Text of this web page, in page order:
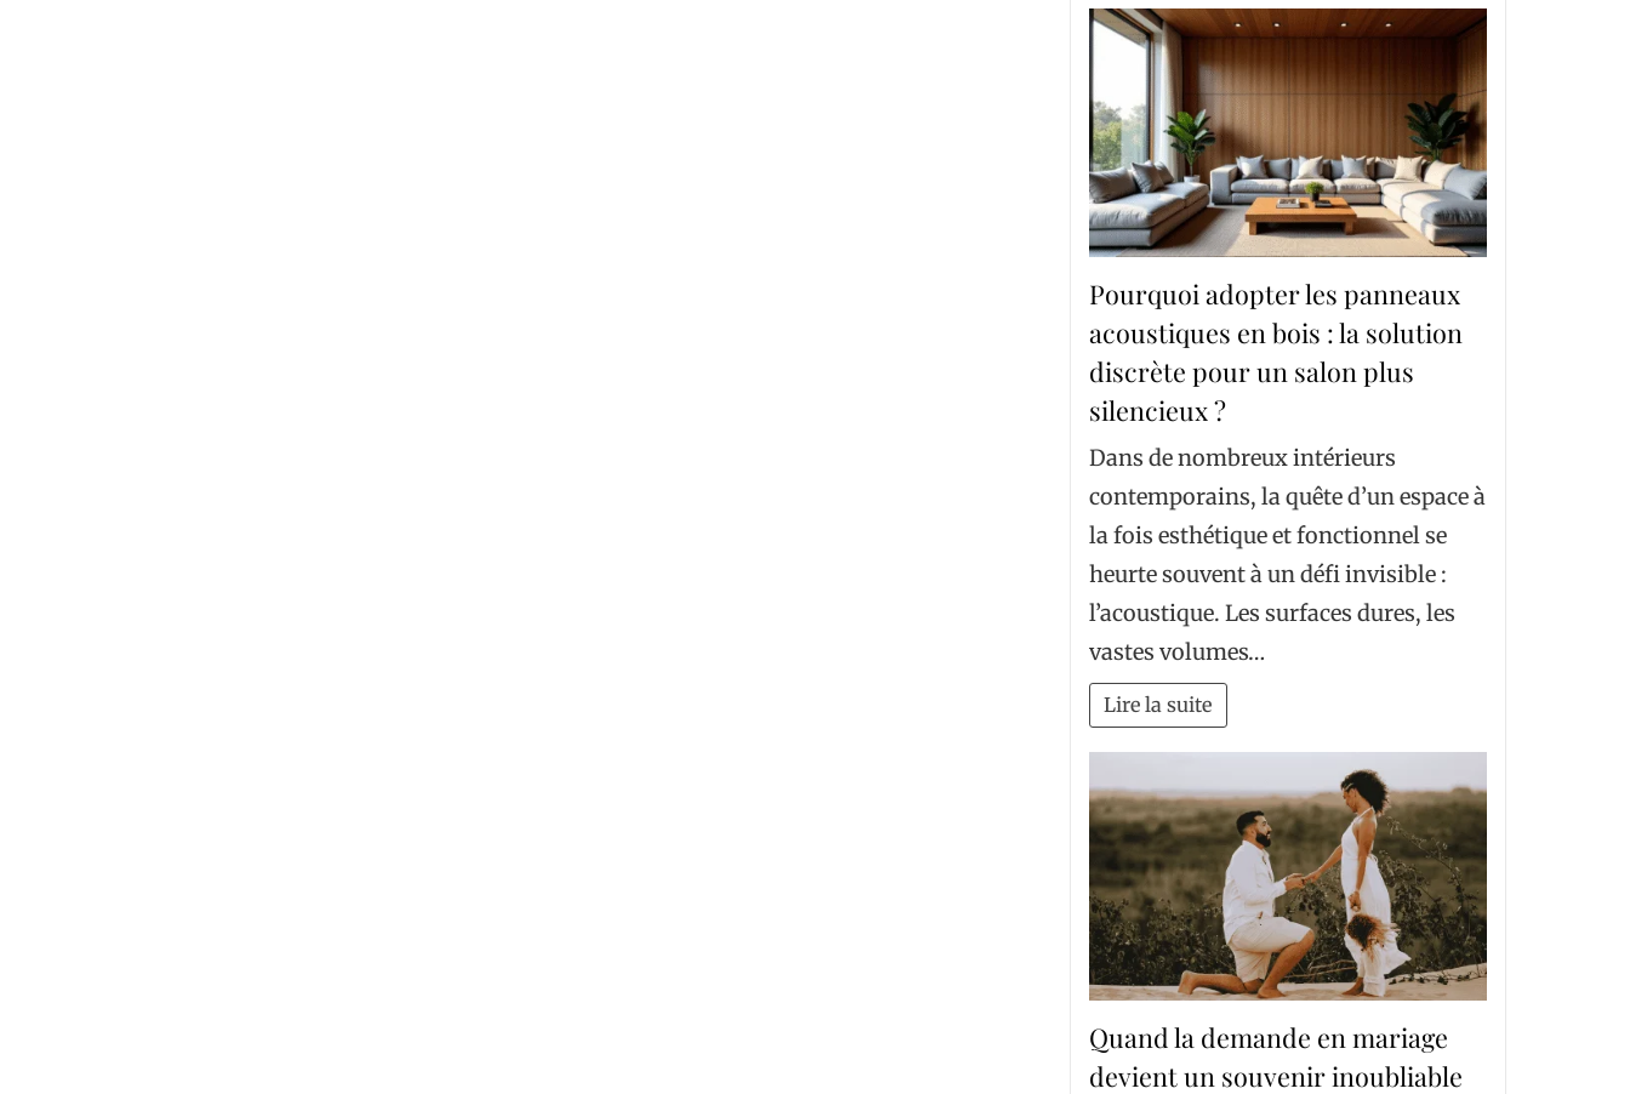
Pourquoi adopter les panneaux
acoustiques en bois : la solution
discrète pour un salon plus
silencieux ?
Dans de nombreux intérieurs
contemporains, la quête d’un espace à
la fois esthétique et fonctionnel se
heurte souvent à un défi invisible :
l’acoustique. Les surfaces dures, les
vastes volumes…
Lire la suite
Quand la demande en mariage
devient un souvenir inoubliable